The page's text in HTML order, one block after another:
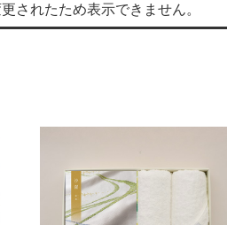
されたため表示できません。